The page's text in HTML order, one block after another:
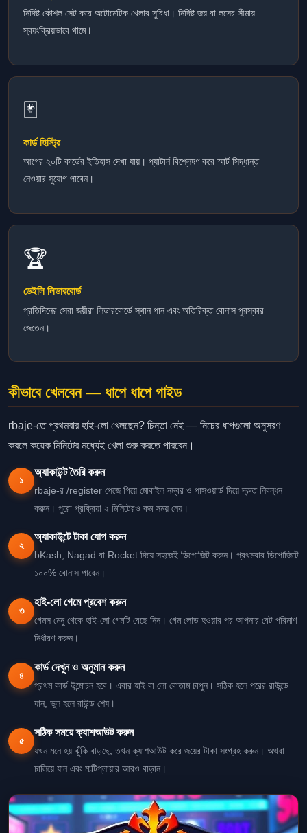
নির্দিষ্ট কৌশল সেট করে অটোমেটিক খেলার সুবিধা। নির্দিষ্ট জয় বা লসের সীমায়
স্বয়ংক্রিয়ভাবে থামে।
🃏
কার্ড হিস্ট্রি
আগের ২০টি কার্ডের ইতিহাস দেখা যায়। প্যাটার্ন বিশ্লেষণ করে স্মার্ট সিদ্ধান্ত
নেওয়ার সুযোগ পাবেন।
🏆
ডেইলি লিডারবোর্ড
প্রতিদিনের সেরা জয়ীরা লিডারবোর্ডে স্থান পান এবং অতিরিক্ত বোনাস পুরস্কার
জেতেন।
কীভাবে খেলবেন — ধাপে ধাপে গাইড
rbaje-তে প্রথমবার হাই-লো খেলছেন? চিন্তা নেই — নিচের ধাপগুলো অনুসরণ
করলে কয়েক মিনিটের মধ্যেই খেলা শুরু করতে পারবেন।
১
অ্যাকাউন্ট তৈরি করুন
rbaje-র /register পেজে গিয়ে মোবাইল নম্বর ও পাসওয়ার্ড দিয়ে দ্রুত নিবন্ধন
করুন। পুরো প্রক্রিয়া ২ মিনিটেরও কম সময় নেয়।
২
অ্যাকাউন্টে টাকা যোগ করুন
bKash, Nagad বা Rocket দিয়ে সহজেই ডিপোজিট করুন। প্রথমবার ডিপোজিটে
১০০% বোনাস পাবেন।
৩
হাই-লো গেমে প্রবেশ করুন
গেমস মেনু থেকে হাই-লো গেমটি বেছে নিন। গেম লোড হওয়ার পর আপনার বেট পরিমাণ
নির্ধারণ করুন।
৪
কার্ড দেখুন ও অনুমান করুন
প্রথম কার্ড উন্মোচন হবে। এবার হাই বা লো বোতাম চাপুন। সঠিক হলে পরের রাউন্ডে
যান, ভুল হলে রাউন্ড শেষ।
৫
সঠিক সময়ে ক্যাশআউট করুন
যখন মনে হয় ঝুঁকি বাড়ছে, তখন ক্যাশআউট করে জয়ের টাকা সংগ্রহ করুন। অথবা
চালিয়ে যান এবং মাল্টিপ্লায়ার আরও বাড়ান।